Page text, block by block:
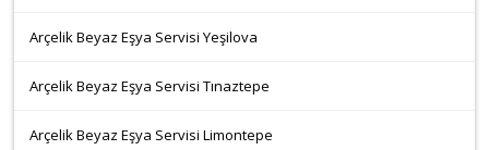
Arçelik Beyaz Eşya Servisi Yeşilova
Arçelik Beyaz Eşya Servisi Tınaztepe
Arçelik Beyaz Eşya Servisi Limontepe